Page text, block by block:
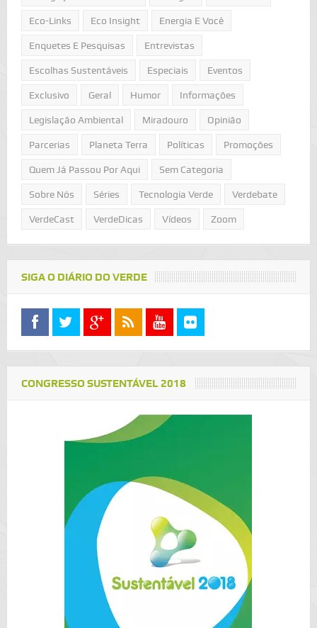
Eco-Links Eco Insight Energia E Você
Enquetes E Pesquisas Entrevistas
Escolhas Sustentáveis Especiais Eventos
Exclusivo Geral Humor Informações
Legislação Ambiental Miradouro Opinião
Parcerias Planeta Terra Políticas Promoções
Quem Já Passou Por Aqui Sem Categoria
Sobre Nós Séries Tecnologia Verde Verdebate
VerdeCast VerdeDicas Vídeos Zoom
SIGA O DIÁRIO DO VERDE
CONGRESSO SUSTENTÁVEL 2018